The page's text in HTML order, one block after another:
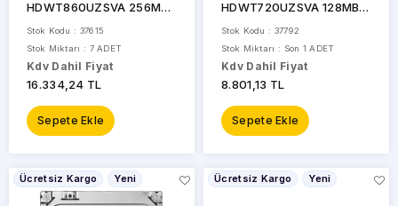
HDWT860UZSVA 256MB
SATA-3 Güvenlik Diski
Stok Kodu : 37615
Stok Miktarı : 7 ADET
Kdv Dahil Fiyat
16.334,24 TL
Sepete Ekle
HDWT720UZSVA 128MB
SATA-3 Güvenlik Diski
Stok Kodu : 37792
Stok Miktarı : Son 1 ADET
Kdv Dahil Fiyat
8.801,13 TL
Sepete Ekle
Ücretsiz Kargo Yeni Ücretsiz Kargo Yeni